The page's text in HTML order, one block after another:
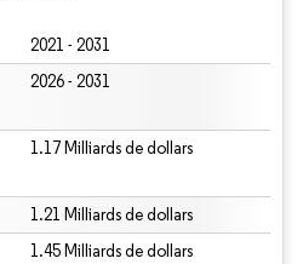
2021 - 2031
2026 - 2031
1.17 Milliards de dollars
1.21 Milliards de dollars
1.45 Milliards de dollars